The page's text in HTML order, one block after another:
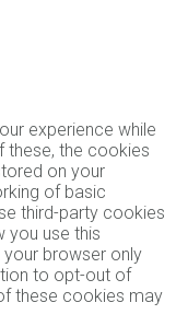
experience while
these, the cookies
on your
of basic
third-party cookies
you use this
browser only
to opt-out of
these cookies may